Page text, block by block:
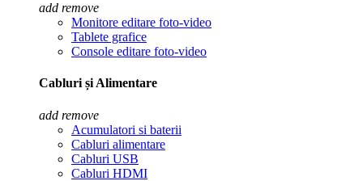
add remove
Monitore editare foto-video
Tablete grafice
Console editare foto-video
Cabluri și Alimentare
add remove
Acumulatori si baterii
Cabluri alimentare
Cabluri USB
Cabluri HDMI